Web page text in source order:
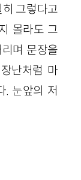
그렇다고
몰라도 그
며 문장을
난처럼 마
. 눈앞의 저